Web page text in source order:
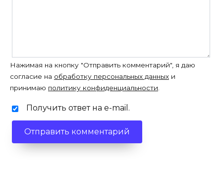
Нажимая на кнопку "Отправить комментарий", я даю
согласие на обработку персональных данных и
принимаю политику конфиденциальности.
Получить ответ на e-mail.